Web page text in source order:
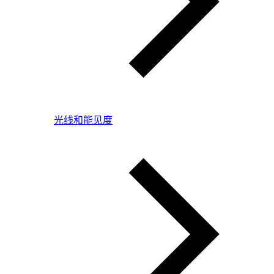
光线和能见度